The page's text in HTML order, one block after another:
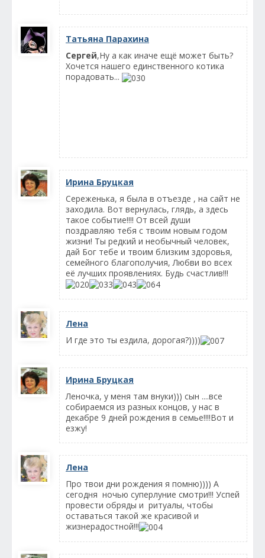
Татьяна Парахина
Сергей,Ну а как иначе ещё может быть?
Хочется нашего единственного котика
порадовать...
Ирина Бруцкая
Сереженька, я была в отъезде , на сайт не
заходила. Вот вернулась, глядь, а здесь
такое событие!!!! От всей души
поздравляю тебя с твоим новым годом
жизни! Ты редкий и необычный человек,
дай Бог тебе и твоим близким здоровья,
семейного благополучия, Любви во всех
её лучших проявлениях. Будь счастлив!!!
Лена
И где это ты ездила, дорогая?))))
Ирина Бруцкая
Леночка, у меня там внуки))) сын ....все
собираемся из разных концов, у нас в
декабре 9 дней рождения в семье!!!!Вот и
езжу!
Лена
Про твои дни рождения я помню)))) А
сегодня ночью суперлуние смотри!!! Успей
провести обряды и ритуалы, чтобы
оставаться такой же красивой и
жизнерадостной!!!